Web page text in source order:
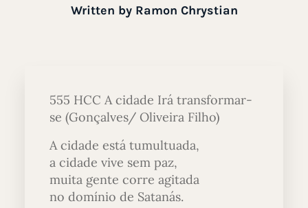
Written byRamon Chrystian
555 HCC A cidade Irá transformar-
se (Gonçalves/ Oliveira Filho)
A cidade está tumultuada,
a cidade vive sem paz,
muita gente corre agitada
no domínio de Satanás.